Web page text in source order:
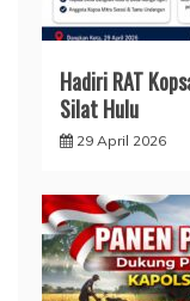
Hadiri RAT
Silat Hulu
29 April 2026